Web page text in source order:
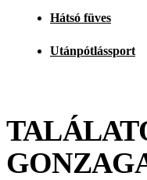
Hátsó füves
Utánpótlássport